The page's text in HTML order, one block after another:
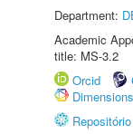
Department:
Academic
title: MS-3.2
Orcid
Dimensions